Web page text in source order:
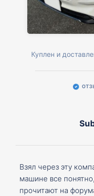
Куплен и
Взял через эту
машине все
прочитают на